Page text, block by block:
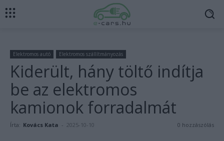
Elektromos autó Elektromos szállítmányozás
Kiderült, hány töltő indítja
be az elektromos
kamionok forradalmát
Írta: Kovács Kata - 2025-10-10 0 hozzászólás